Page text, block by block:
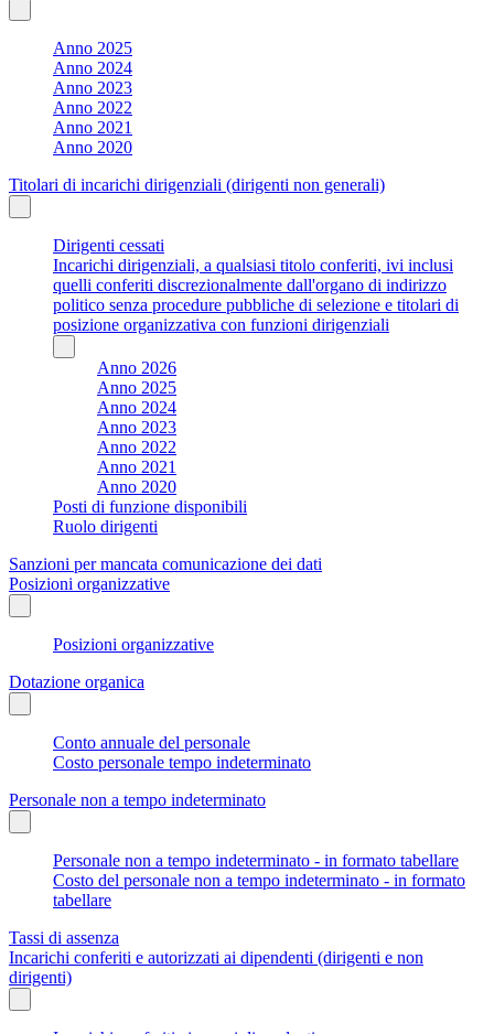
Anno 2025
Anno 2024
Anno 2023
Anno 2022
Anno 2021
Anno 2020
Titolari di incarichi dirigenziali (dirigenti non generali)
Dirigenti cessati
Incarichi dirigenziali, a qualsiasi titolo conferiti, ivi inclusi
quelli conferiti discrezionalmente dall'organo di indirizzo
politico senza procedure pubbliche di selezione e titolari di
posizione organizzativa con funzioni dirigenziali
Anno 2026
Anno 2025
Anno 2024
Anno 2023
Anno 2022
Anno 2021
Anno 2020
Posti di funzione disponibili
Ruolo dirigenti
Sanzioni per mancata comunicazione dei dati
Posizioni organizzative
Posizioni organizzative
Dotazione organica
Conto annuale del personale
Costo personale tempo indeterminato
Personale non a tempo indeterminato
Personale non a tempo indeterminato - in formato tabellare
Costo del personale non a tempo indeterminato - in formato
tabellare
Tassi di assenza
Incarichi conferiti e autorizzati ai dipendenti (dirigenti e non
dirigenti)